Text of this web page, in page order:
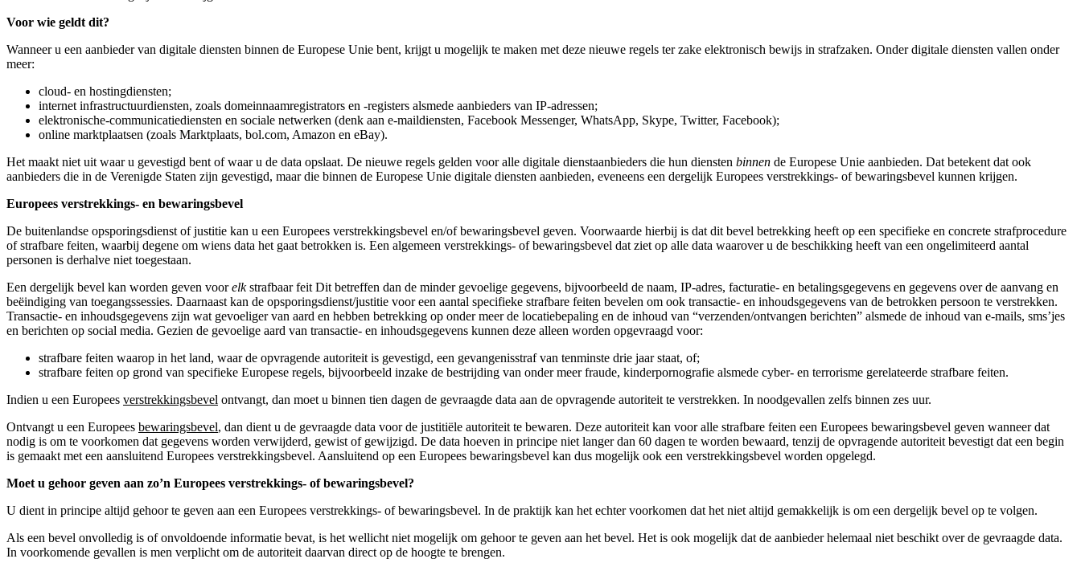
Voor wie geldt dit?
Wanneer u een aanbieder van digitale diensten binnen de Europese Unie bent, krijgt u mogelijk te maken met deze nieuwe regels ter zake elektronisch bewijs in strafzaken. Onder digitale diensten vallen onder
meer:
cloud- en hostingdiensten;
internet infrastructuurdiensten, zoals domeinnaamregistrators en -registers alsmede aanbieders van IP-adressen;
elektronische-communicatiediensten en sociale netwerken (denk aan e-maildiensten, Facebook Messenger, WhatsApp, Skype, Twitter, Facebook);
online marktplaatsen (zoals Marktplaats, bol.com, Amazon en eBay).
Het maakt niet uit waar u gevestigd bent of waar u de data opslaat. De nieuwe regels gelden voor alle digitale dienstaanbieders die hun diensten binnen de Europese Unie aanbieden. Dat betekent dat ook
aanbieders die in de Verenigde Staten zijn gevestigd, maar die binnen de Europese Unie digitale diensten aanbieden, eveneens een dergelijk Europees verstrekkings- of bewaringsbevel kunnen krijgen.
Europees verstrekkings- en bewaringsbevel
De buitenlandse opsporingsdienst of justitie kan u een Europees verstrekkingsbevel en/of bewaringsbevel geven. Voorwaarde hierbij is dat dit bevel betrekking heeft op een specifieke en concrete strafprocedure
of strafbare feiten, waarbij degene om wiens data het gaat betrokken is. Een algemeen verstrekkings- of bewaringsbevel dat ziet op alle data waarover u de beschikking heeft van een ongelimiteerd aantal
personen is derhalve niet toegestaan.
Een dergelijk bevel kan worden geven voorelkstrafbaar feit Dit betreffen dan de minder gevoelige gegevens, bijvoorbeeld de naam, IP-adres, facturatie- en betalingsgegevens en gegevens over de aanvang en
beëindiging van toegangssessies. Daarnaast kan de opsporingsdienst/justitie voor een aantal specifieke strafbare feiten bevelen om ook transactie- en inhoudsgegevens van de betrokken persoon te verstrekken.
Transactie- en inhoudsgegevens zijn wat gevoeliger van aard en hebben betrekking op onder meer de locatiebepaling en de inhoud van “verzenden/ontvangen berichten” alsmede de inhoud van e-mails, sms’jes
en berichten op social media. Gezien de gevoelige aard van transactie- en inhoudsgegevens kunnen deze alleen worden opgevraagd voor:
strafbare feiten waarop in het land, waar de opvragende autoriteit is gevestigd, een gevangenisstraf van tenminste drie jaar staat, of;
strafbare feiten op grond van specifieke Europese regels, bijvoorbeeld inzake de bestrijding van onder meer fraude, kinderpornografie alsmede cyber- en terrorisme gerelateerde strafbare feiten.
Indien u een Europees verstrekkingsbevel ontvangt, dan moet u binnen tien dagen de gevraagde data aan de opvragende autoriteit te verstrekken. In noodgevallen zelfs binnen zes uur.
Ontvangt u een Europees bewaringsbevel, dan dient u de gevraagde data voor de justitiële autoriteit te bewaren. Deze autoriteit kan voor alle strafbare feiten een Europees bewaringsbevel geven wanneer dat
nodig is om te voorkomen dat gegevens worden verwijderd, gewist of gewijzigd. De data hoeven in principe niet langer dan 60 dagen te worden bewaard, tenzij de opvragende autoriteit bevestigt dat een begin
is gemaakt met een aansluitend Europees verstrekkingsbevel. Aansluitend op een Europees bewaringsbevel kan dus mogelijk ook een verstrekkingsbevel worden opgelegd.
Moet u gehoor geven aan zo’n Europees verstrekkings- of bewaringsbevel?
U dient in principe altijd gehoor te geven aan een Europees verstrekkings- of bewaringsbevel. In de praktijk kan het echter voorkomen dat het niet altijd gemakkelijk is om een dergelijk bevel op te volgen.
Als een bevel onvolledig is of onvoldoende informatie bevat, is het wellicht niet mogelijk om gehoor te geven aan het bevel. Het is ook mogelijk dat de aanbieder helemaal niet beschikt over de gevraagde data.
In voorkomende gevallen is men verplicht om de autoriteit daarvan direct op de hoogte te brengen.